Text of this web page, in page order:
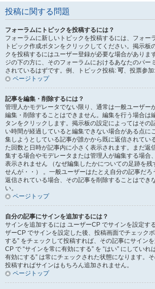
投稿に関する問題
フォーラムにトピックを投稿するには？
フォーラムに新しいトピックを投稿するには、フォー
トピック作成ボタンをクリックしてください。掲示板
クを投稿するにはユーザー登録が必要な場合がありま
ジの下の方に、そのフォーラムにおけるあなたのパー
されているはずです。例、トピック投稿: 可、投票参加:
ページトップ
記事を編集・削除するには？
管理人かモデレータでない限り、通常は一般ユーザー
編集・削除することはできません。編集を行う場合は
タンをクリックします。掲示板の設定によってはその
い時間が経過していると編集できない場合がある点に
集しようとしている記事が誰かから既に返信されてい
た回数と日時が記事内に小さく表示されます。まだ返
集する場合やモデレータまたは管理人が編集する場合
表示されません （なぜ編集したかについての足跡を残
せんが・・） 。一般ユーザーはたとえ自分の記事だろ
返信されている場合、その記事を削除することはでき
い。
ページトップ
自分の記事にサインを追加するには？
サインを追加するには ユーザーCP でサインを設定す
ザーCP でサインを設定した後、投稿画面でチェック
する” をチェックして投稿すれば、その記事にサイン
CP で “サインを常に有効にする” を “はい” にしていれ
有効にする” は常にチェックされた状態になります。
投稿すればサインはもちろん追加されません。
ページトップ